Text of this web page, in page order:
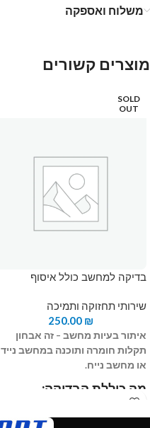
משלוח ואספקה
מוצרים קשורים
SOLD
OUT
בדיקה למחשב כולל איסוף
שירותי תחזוקה ותמיכה
250.00 ₪
איתור בעיות מחשב – זה אבחון
תקלות חומרה ותוכנה במחשב נייד
או מחשב נייח.
מה כוללת הבדיקה: